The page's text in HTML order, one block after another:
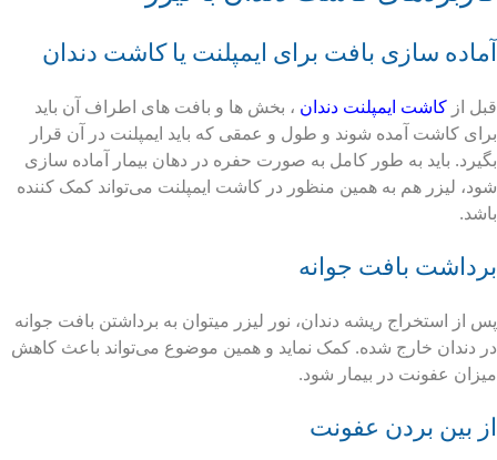
آماده سازی بافت برای ایمپلنت یا کاشت دندان
قبل از کاشت ایمپلنت دندان ، بخش ها و بافت های اطراف آن باید
برای کاشت آمده شوند و طول و عمقی که باید ایمپلنت در آن قرار
بگیرد. باید به طور کامل به صورت حفره در دهان بیمار آماده سازی
شود، لیزر هم به همین منظور در کاشت ایمپلنت می‌تواند کمک کننده
باشد.
برداشت بافت جوانه
پس از استخراج ریشه دندان، نور لیزر میتوان به برداشتن بافت جوانه
در دندان خارج شده. کمک نماید و همین موضوع می‌تواند باعث کاهش
میزان عفونت در بیمار شود.
از بین بردن عفونت